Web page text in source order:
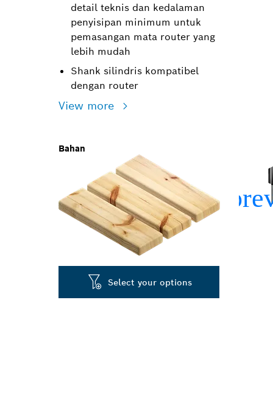
detail teknis dan kedalaman
penyisipan minimum untuk
pemasangan mata router yang
lebih mudah
Shank silindris kompatibel
dengan router
View more
Bahan
Select your options